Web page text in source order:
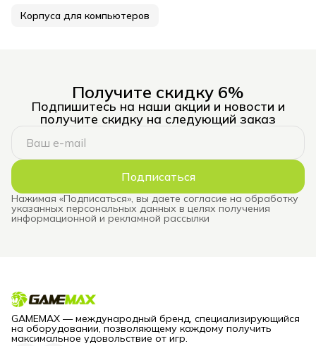
Корпуса для компьютеров
Получите скидку 6%
Подпишитесь на наши акции и новости и
получите скидку на следующий заказ
Подписаться
Нажимая «Подписаться», вы даете согласие на обработку
указанных персональных данных в целях получения
информационной и рекламной рассылки
GAMEMAX — международный бренд, специализирующийся
на оборудовании, позволяющему каждому получить
максимальное удовольствие от игр.